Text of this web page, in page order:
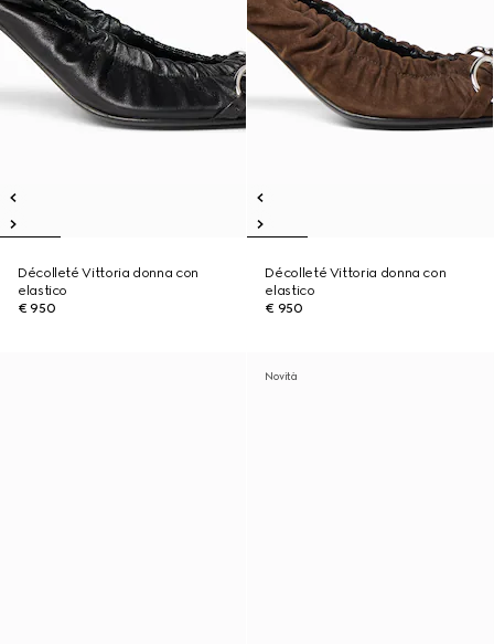
Décolleté Vittoria donna con
elastico
€ 950
Décolleté Vittoria donna con
elastico
€ 950
Novità